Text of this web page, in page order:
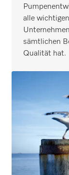
alle
sämtlichen
Qualität hat.